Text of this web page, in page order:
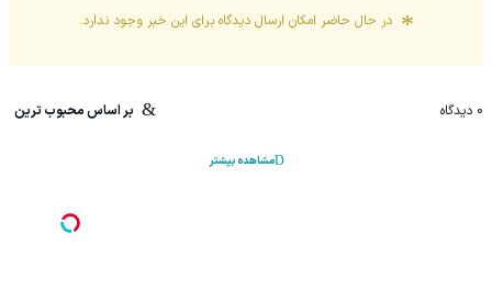
در حال حاضر امکان ارسال دیدگاه برای این خبر وجود ندارد.
0 دیدگاه بر اساس محبوب ترین
مشاهده بیشتر